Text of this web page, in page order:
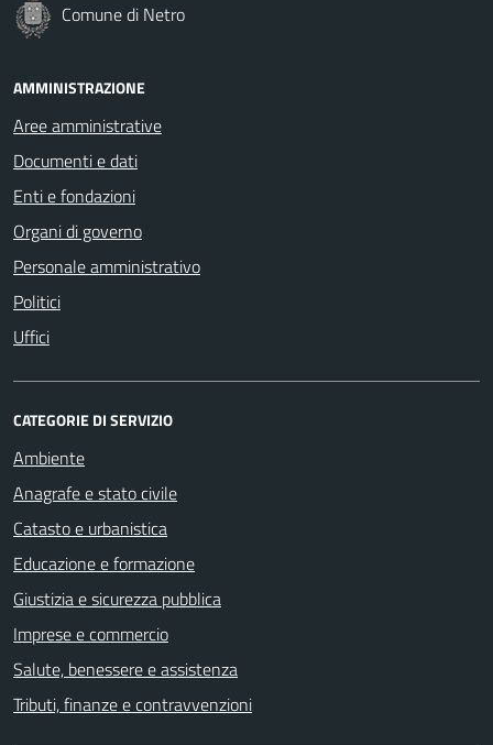
Comune di Netro
AMMINISTRAZIONE
Aree amministrative
Documenti e dati
Enti e fondazioni
Organi di governo
Personale amministrativo
Politici
Uffici
CATEGORIE DI SERVIZIO
Ambiente
Anagrafe e stato civile
Catasto e urbanistica
Educazione e formazione
Giustizia e sicurezza pubblica
Imprese e commercio
Salute, benessere e assistenza
Tributi, finanze e contravvenzioni